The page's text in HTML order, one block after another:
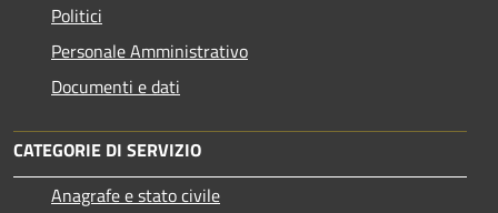
Politici
Personale Amministrativo
Documenti e dati
CATEGORIE DI SERVIZIO
Anagrafe e stato civile